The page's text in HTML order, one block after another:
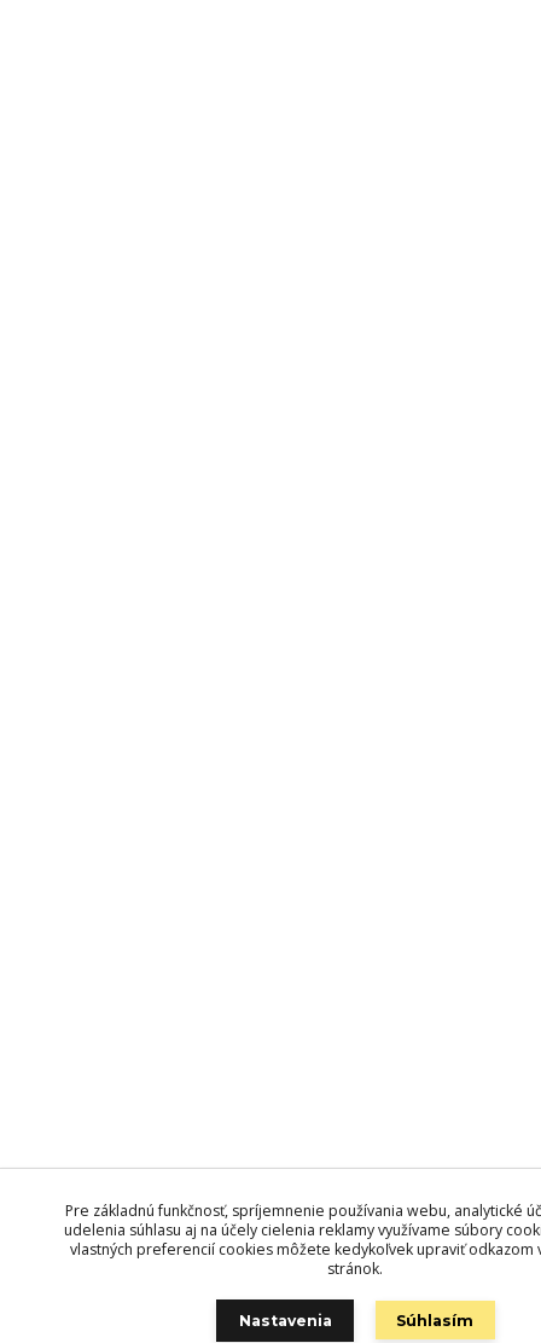
Pre základnú funkčnosť, spríjemnenie používania webu, analytické
udelenia súhlasu aj na účely cielenia reklamy využívame súbory
vlastných preferencií cookies môžete kedykoľvek upraviť odkazom
stránok.
Nastavenia Súhlasím